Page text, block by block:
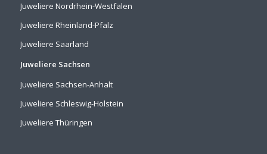
Juweliere Nordrhein-Westfalen
Juweliere Rheinland-Pfalz
Juweliere Saarland
Juweliere Sachsen
Juweliere Sachsen-Anhalt
Juweliere Schleswig-Holstein
Juweliere Thüringen